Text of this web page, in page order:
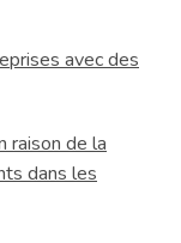
avec des
raison de la
dans les